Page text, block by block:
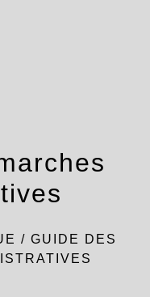
/ GUIDE DES